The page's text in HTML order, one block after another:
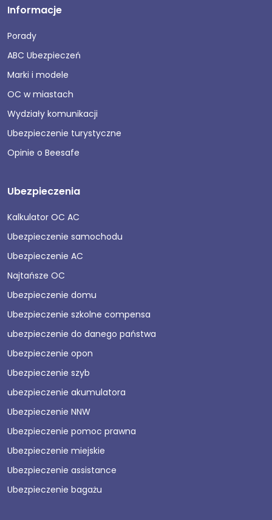
Informacje
Porady
ABC Ubezpieczeń
Marki i modele
OC w miastach
Wydziały komunikacji
Ubezpieczenie turystyczne
Opinie o Beesafe
Ubezpieczenia
Kalkulator OC AC
Ubezpieczenie samochodu
Ubezpieczenie AC
Najtańsze OC
Ubezpieczenie domu
Ubezpieczenie szkolne compensa
ubezpieczenie do danego państwa
Ubezpieczenie opon
Ubezpieczenie szyb
ubezpieczenie akumulatora
Ubezpieczenie NNW
Ubezpieczenie pomoc prawna
Ubezpieczenie miejskie
Ubezpieczenie assistance
Ubezpieczenie bagażu